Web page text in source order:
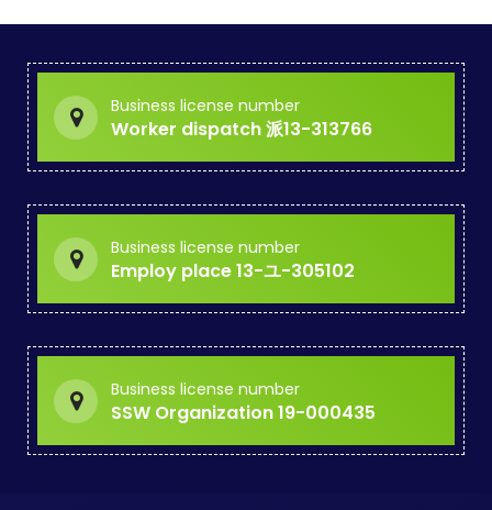
Business license number
Worker dispatch 派13-313766
Business license number
Employ place 13-ユ-305102
Business license number
SSW Organization 19-000435